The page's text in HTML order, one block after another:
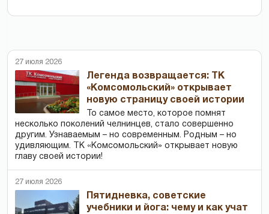
27 июля 2026
Легенда возвращается: ТК
«Комсомольский» открывает
новую страницу своей истории
То самое место, которое помнят
несколько поколений челнинцев, стало совершенно
другим. Узнаваемым – но современным. Родным – но
удивляющим. ТК «Комсомольский» открывает новую
главу своей истории!
27 июля 2026
Пятидневка, советские
учебники и йога: чему и как учат